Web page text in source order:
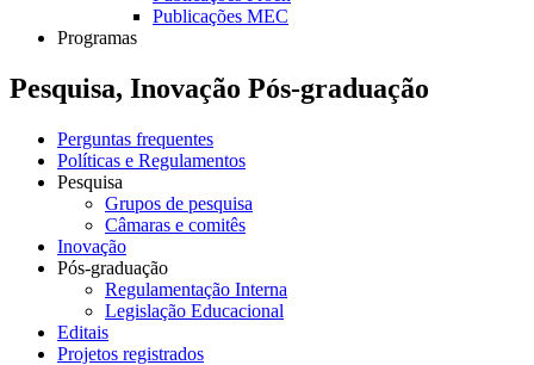
Publicações MEC
Programas
Pesquisa, Inovação Pós-graduação
Perguntas frequentes
Políticas e Regulamentos
Pesquisa
Grupos de pesquisa
Câmaras e comitês
Inovação
Pós-graduação
Regulamentação Interna
Legislação Educacional
Editais
Projetos registrados